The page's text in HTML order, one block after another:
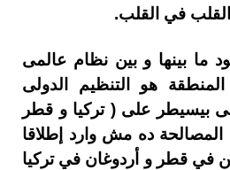
في القلب.
بينها و بين نظام عالمى
هو التنظيم الدولى
بيسيطر على ( تركيا و قطر
ده مش وارد إطلاقا
في قطر و أردوغان في تركيا